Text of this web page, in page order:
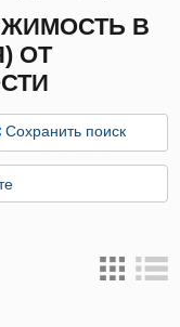
В
ОТ
Сохранить поиск